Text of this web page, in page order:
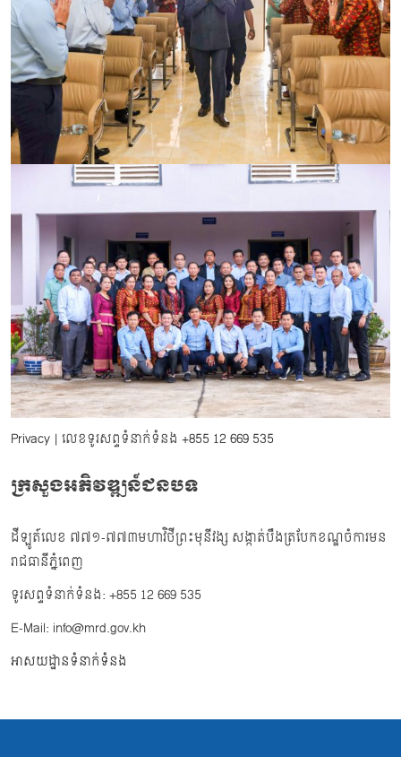
Privacy | លេខទូរសព្ទទំនាក់ទំនង +855 12 669 535
ក្រសួងអភិវឌ្ឍន៍ជនបទ
ដីឡូត៍លេខ ៧៧១-៧៧៣មហាវិថីព្រះមុនីវង្ស សង្កាត់បឹងត្របែកខណ្ឌចំការមន
រាជធានីភ្នំពេញ
ទូរសព្ទទំនាក់ទំនង: +855 12 669 535
E-Mail: info@mrd.gov.kh
អាសយដ្ឋានទំនាក់ទំនង